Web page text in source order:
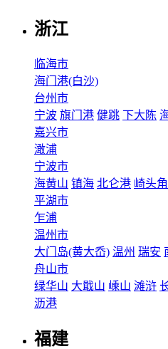
浙江
临海市
海门港(白沙)
台州市
宁波 旗门港 健跳 下大陈
嘉兴市
澉浦
宁波市
海黄山 镇海 北仑港 崎头角
平湖市
乍浦
温州市
大门岛(黄大岙) 温州 瑞安
舟山市
绿华山 大戢山 嵊山 滩浒
沥港
福建